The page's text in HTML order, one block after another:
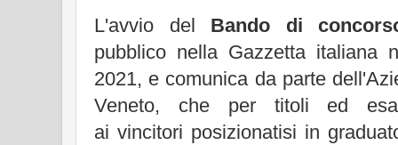
L'avvio del Bando di
pubblico nella Gazzetta italiana
2021, e comunica da parte
Veneto, che per titoli ed
ai vincitori posizionatisi in